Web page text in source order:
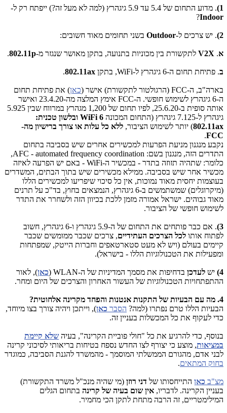
1) . מדוע התחום של 5.4 עד 5.9 גיגהרץ (למה לא מעל זה?) ייפתח רק ל-
Indoor
?
2) . יש צרכים ל-Outdoor בשני תחומים מאוד חשובים:
א.
V2X לתקשורת בין מכוניות בתנועה, בתקן מאושר שנגזר מ-802.11p
.
ב. פתיחת תחום ה-6 גיגהרץ ל-WiFi, בתקן 802.11ax
.
בארה"ב, ה-FCC (הרגולטור לתקשורת) אישר ( כאן) את פתיחת תחום
ה-6 גיגהרץ לשימוש חופשי. ה-FCC אימץ המלצה מה-23.4.20 ואישר
אותה סופית ב-25.6.20, לפיו תחום של 1,200 מגהרץ במרווח שבין 5.925
גיגהרץ ל-7.125 גיגהרץ (התחום המכונה
WiFi 6 ובלשון טכנית:
802.11ax) יותר לשימוש הציבור, ללא כל עלות או צורך ברישיון מה-
FCC
.
נקבע מנגנון מניעת הפרעות למכשירים אחרים שיש בסביבה בתחום
התדרים הזה, מנגנון בשם: AFC - automated frequency coordination,
כלומר: שתהיה תזוזה בתדר - במכשיר ה-WiFi - באם יש הפרעה לאיזה
מכשיר אחר שיש בסביבה. ממילא מכשירים שיש בתוך הבתים, המשדרים
בעוצמות יחסית מאוד נמוכות, אין כל סיכוי שיפריעו למכשירים הללו
(מיקרוגלים) שמשתמשים ב-6 גיגהרץ, הנמצאים בחוץ, בד"כ על תרנים
מאוד גבוהים. ישראל אמורה מזמן ללכת בכיוון הזה ולשחרר את התדר
לשימוש חופשי של הציבור.
3)
. אם כבר פותחים את התחום של ה-5.9 גיגהרץ ו-6 גיגהרץ, חשוב
לפתוח אותו לכל הצרכים העתידיים, צרכים שכבר ממומשים שכבר
קיימים בעולם (ויש לא מעט סטארטאפים וחברות הייטק, שמפתחות
ומפעילות את הטכנולוגיות הללו - בישראל).
4) יש לעדכן בדחיפות את מסמך המדיניות של ה-WLAN ( כאן), לאור
ההתפתחויות הטכנולוגיות של העשור האחרון והצרכים של היום ומחר.
4. מה עם הבעיות של התקנות אנטנות והפחד מקרינה אלחוטית?
הבעיות הללו טרם נפתרו (למה? הסבר כאן), וייתכן ויהיה צורך בצו מיוחד,
כדי לעקוף את כל המכשלות בעניין זה.
בנוסף, כדי להרגיע את כל "חולי פוביית הקרינה", בעיה שלא קיימת
במציאות, מוצע כי יצורף לצו החדש נספח בטיחות בריאותי לסיכוני קרינה
לבני אדם, מהגורם הממשלתי המוסמך - מהמשרד להגנת הסביבה, כמוגדר
בחוק המתאים.
מצ"ב כאן התייחסותו של דני רוזן (מי שהיה מנכ"ל משרד התקשורת)
בעניין הקרינה. לדבריו, אין שום בעיה של קרינה בתחום הגלים
המילימטריים, זה הרבה מתחת לתקן הכי מחמיר.